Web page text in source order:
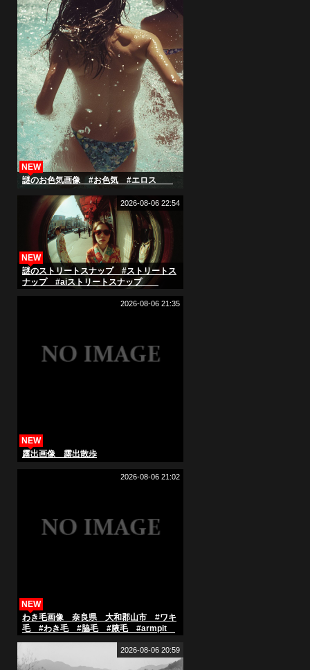
謎のお色気画像 #お色気 #エロス
NEW
謎のストリートスナップ #ストリートス
ナップ #aiストリートスナップ
NEW
2026-08-06 22:54
露出画像 露出散歩
NEW
2026-08-06 21:35
わき毛画像 奈良県 大和郡山市 #ワキ
毛 #わき毛 #脇毛 #腋毛 #armpit
NEW
2026-08-06 21:02
2026-08-06 20:59